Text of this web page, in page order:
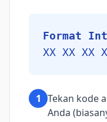
Format
XX XX XX
1 Tekan kode
Anda